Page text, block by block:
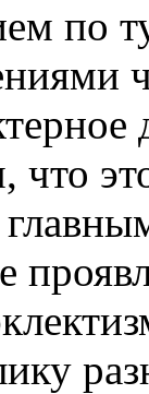
по
что